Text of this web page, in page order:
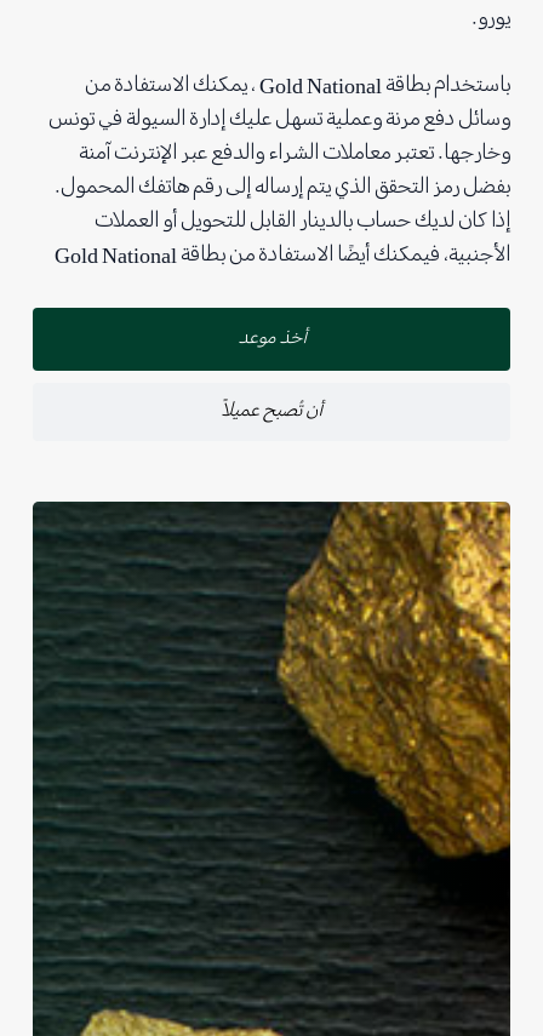
يورو.
باستخدام بطاقة Gold National ، يمكنك الاستفادة من
وسائل دفع مرنة وعملية تسهل عليك إدارة السيولة في تونس
وخارجها. تعتبر معاملات الشراء والدفع عبر الإنترنت آمنة
بفضل رمز التحقق الذي يتم إرساله إلى رقم هاتفك المحمول.
إذا كان لديك حساب بالدينار القابل للتحويل أو العملات
الأجنبية، فيمكنك أيضًا الاستفادة من بطاقة Gold National
أخذ موعد
أن تُصبح عميلاً